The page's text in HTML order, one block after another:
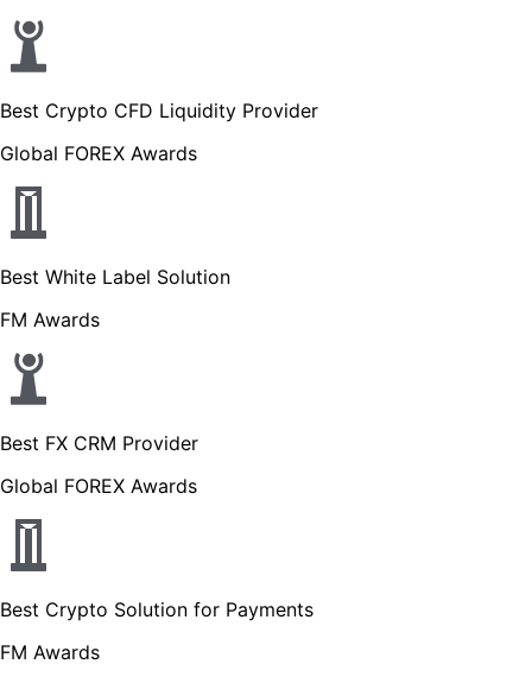
Best Crypto CFD Liquidity Provider
Global FOREX Awards
Best White Label Solution
FM Awards
Best FX CRM Provider
Global FOREX Awards
Best Crypto Solution for Payments
FM Awards